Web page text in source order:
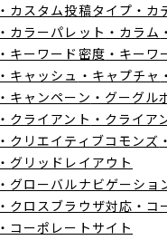
・カスタム投稿タイプ ・カ
・カラーパレット ・カラム
・キーワード密度 ・キーワ
・キャッシュ ・キャプチャ
・キャンペーン ・グーグル
・クライアント ・クライア
・クリエイティブコモンズ
・グリッドレイアウト
・グローバルナビゲーショ
・クロスブラウザ対応 ・コ
・コーポレートサイト